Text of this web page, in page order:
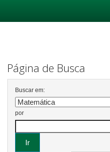
Página de Busca
Buscar em:
por